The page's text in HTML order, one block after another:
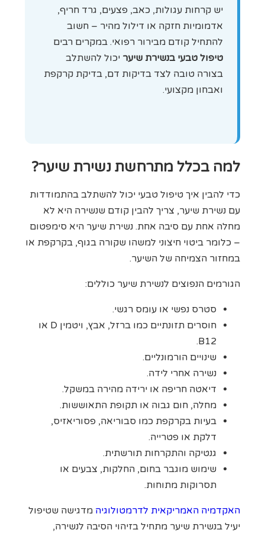
יש קרחות עגולות, כאב, פצעים, גרד חריף,
אדמומיות חזקה או דילול מהיר – חשוב
להתחיל קודם מבירור רפואי. במקרים רבים
טיפול טבעי בנשירת שיער יכול להשתלב
בצורה טובה לצד בדיקות דם, בדיקת קרקפת
ואבחון מקצועי.
למה בכלל מתרחשת נשירת שיער?
כדי להבין איך טיפול טבעי יכול להשתלב בהתמודדות
עם נשירת שיער, צריך להבין קודם שנשירה היא לא
מחלה אחת עם סיבה אחת. נשירת שיער היא סימפטום
– כלומר ביטוי חיצוני למשהו שקורה בגוף, בקרקפת או
במחזור הצמיחה של השיער.
הגורמים הנפוצים לנשירת שיער כוללים:
סטרס נפשי או עומס רגשי.
חוסרים תזונתיים כמו ברזל, אבץ, ויטמין D או
B12.
שינויים הורמונליים.
נשירה אחרי לידה.
דיאטה חריפה או ירידה מהירה במשקל.
מחלה, חום גבוה או תקופת התאוששות.
בעיות בקרקפת כמו סבוריאה, פסוריאזיס,
דלקת או פטרייה.
גנטיקה והתקרחות תורשתית.
שימוש מוגבר בחום, החלקות, צבעים או
תסרוקות מתוחות.
האקדמיה האמריקאית לדרמטולוגיה מדגישה שטיפול
יעיל בנשירת שיער מתחיל בזיהוי הסיבה לנשירה,